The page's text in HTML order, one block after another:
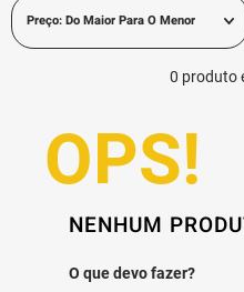
Preço: Do Maior Para O Menor
0 produto
NENHUM